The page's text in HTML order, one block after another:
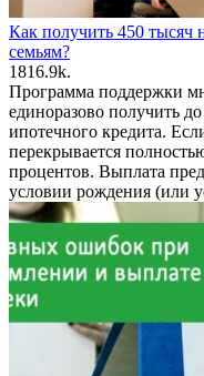
Как получить 450 тысяч
семьям?
1816.9k.
Программа поддержки
единоразово получить
ипотечного кредита.
перекрывается
процентов. Выплата
условии рождения (или